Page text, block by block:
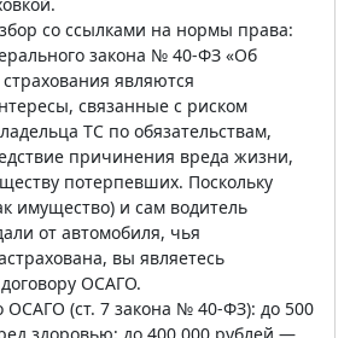
со ссылками на нормы права:
закона № 40-ФЗ «Об
являются
связанные с риском
ТС по обязательствам,
причинения вреда жизни,
потерпевших. Поскольку
имущество) и сам водитель
от автомобиля, чья
вы являетесь
ОСАГО.
(ст. 7 закона № 40-ФЗ): до 500